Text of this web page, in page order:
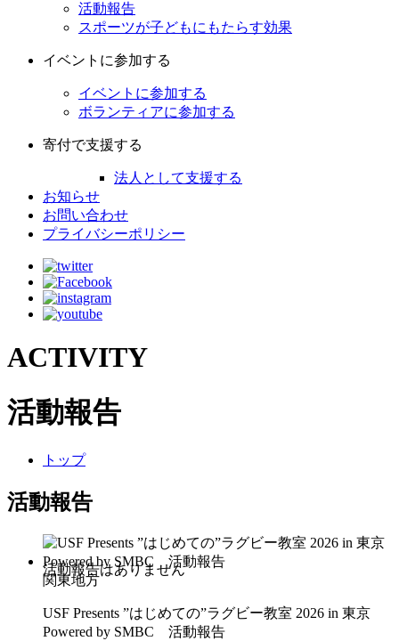
活動報告
スポーツが子どもにもたらす効果
イベントに参加する
イベントに参加する
ボランティアに参加する
寄付で支援する
法人として支援する
お知らせ
お問い合わせ
プライバシーポリシー
ACTIVITY
活動報告
トップ
活動報告
関東地方
USF Presents ”はじめての”ラグビー教室 2026 in 東京
Powered by SMBC 活動報告